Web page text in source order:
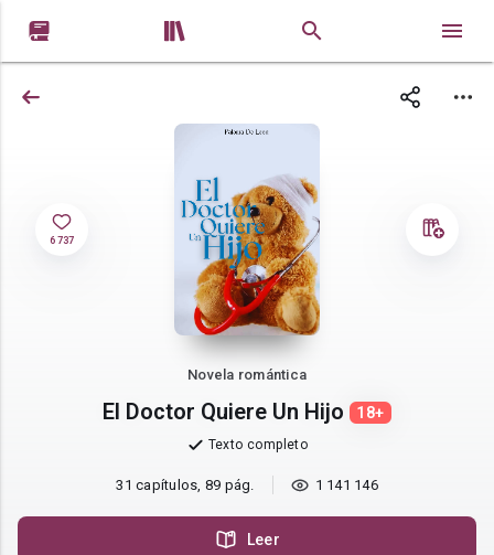
 
6 737
Novela romántica
El Doctor Quiere Un Hijo 18+
Texto completo
31 capítulos, 89 pág. 1 141 146
Leer